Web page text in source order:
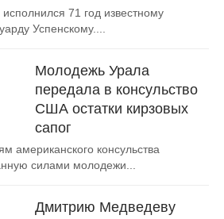
71 год известному
Успенскому....
Молодежь Урала
передала в консульство
США остатки кирзовых
сапог
американского консульства
силами молодежи...
Дмитрию Медведеву